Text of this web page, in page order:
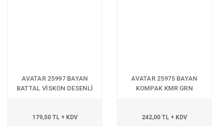
AVATAR 25997 BAYAN
BATTAL VİSKON DESENLİ
179,50 TL + KDV
AVATAR 25975 BAYAN
KOMPAK KMR GRN
242,00 TL + KDV